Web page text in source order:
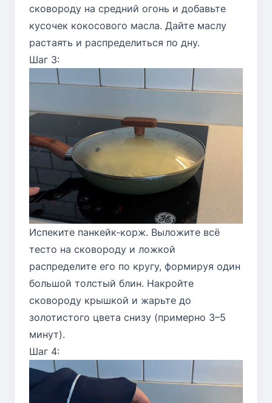
сковороду на средний огонь и добавьте
кусочек кокосового масла. Дайте маслу
растаять и распределиться по дну.
Шаг 3:
Испеките панкейк-корж. Выложите всё
тесто на сковороду и ложкой
распределите его по кругу, формируя один
большой толстый блин. Накройте
сковороду крышкой и жарьте до
золотистого цвета снизу (примерно 3–5
минут).
Шаг 4: